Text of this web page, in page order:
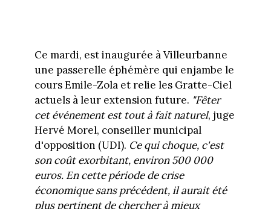
Ce mardi, est inaugurée à Villeurbanne
une passerelle éphémère qui enjambe le
cours Emile-Zola et relie les Gratte-Ciel
actuels à leur extension future. "Fêter
cet événement est tout à fait naturel, juge
Hervé Morel, conseiller municipal
d'opposition (UDI). Ce qui choque, c'est
son coût exorbitant, environ 500 000
euros. En cette période de crise
économique sans précédent, il aurait été
plus pertinent de chercher à mieux